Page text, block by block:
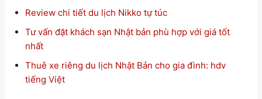
Review chi tiết du lịch Nikko tự túc
Tư vấn đặt khách sạn Nhật bản phù hợp với giá tốt
nhất
Thuê xe riêng du lịch Nhật Bản cho gia đình: hdv
tiếng Việt